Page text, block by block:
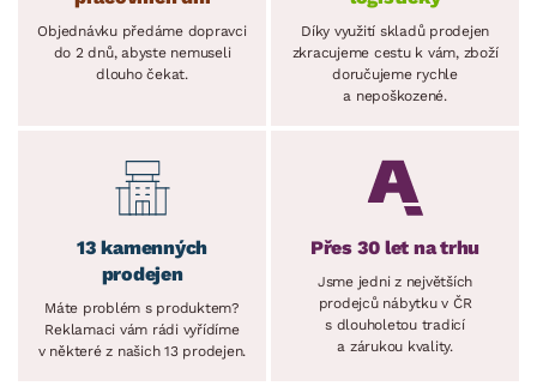
Objednávku předáme dopravci
do 2 dnů, abyste nemuseli
dlouho čekat.
Díky využití skladů prodejen
zkracujeme cestu k vám, zboží
doručujeme rychle
a nepoškozené.
13 kamenných
prodejen
Máte problém s produktem?
Reklamaci vám rádi vyřídíme
v některé z našich 13 prodejen.
Přes 30 let na trhu
Jsme jedni z největších
prodejců nábytku v ČR
s dlouholetou tradicí
a zárukou kvality.